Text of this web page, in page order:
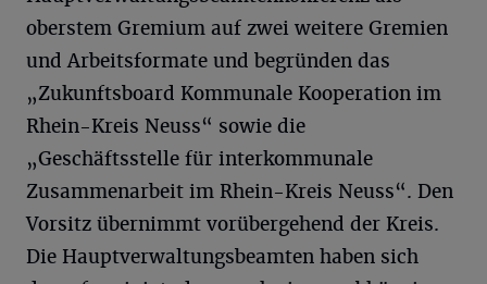
oberstem Gremium auf zwei weitere Gremien
und Arbeitsformate und begründen das
„Zukunftsboard Kommunale Kooperation im
Rhein-Kreis Neuss“ sowie die
„Geschäftsstelle für interkommunale
Zusammenarbeit im Rhein-Kreis Neuss“. Den
Vorsitz übernimmt vorübergehend der Kreis.
Die Hauptverwaltungsbeamten haben sich